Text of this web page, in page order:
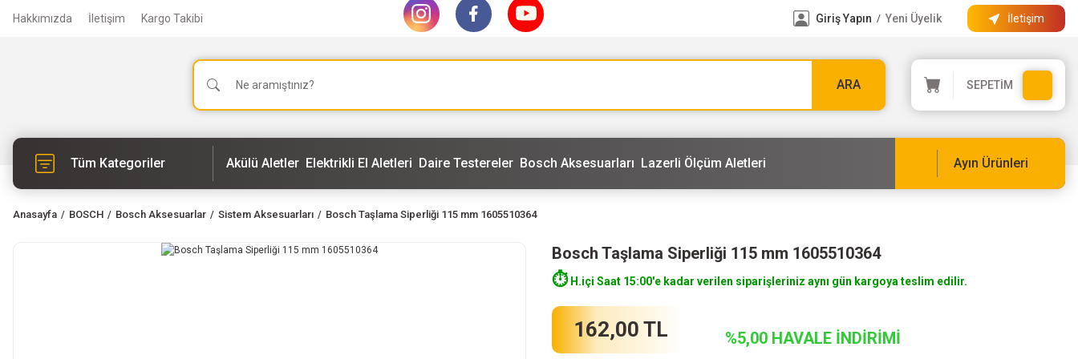
Hakkımızda İletişim Kargo Takibi Giriş Yapın / Yeni Üyelik İletişim
ARA SEPETİM
Tüm Kategoriler Akülü Aletler Elektrikli El Aletleri Daire Testereler Bosch Aksesuarları Lazerli Ölçüm Aletleri Ayın Ürünleri
Anasayfa BOSCH Bosch Aksesuarlar Sistem Aksesuarları Bosch Taşlama Siperliği 115 mm 1605510364
Bosch Taşlama Siperliği 115 mm 1605510364
⏱️H.içi Saat 15:00'e kadar verilen siparişleriniz aynı gün kargoya teslim edilir.
162,00 TL %5,00 HAVALE İNDİRİMİ